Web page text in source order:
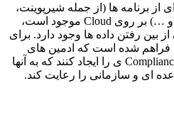
ای از برنامه ها (از جمله شیرپوینت،
Delve، OneDrive for Business و …) بر روی Cloud موجود است،
بین رفتن داده ها وجود دارد. برای
فراهم شده است که ادمین های
Tenancy فعالیتها و گزارشات Compliance ی را ایجاد کنند که به آنها
ای و سازمانی را رعایت کند.